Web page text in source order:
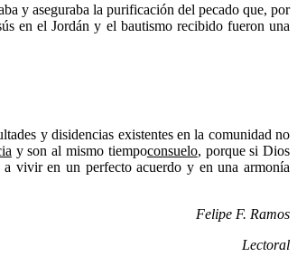
y aseguraba la purificación del pecado que, por
en el Jordán y el bautismo recibido fueron una
y disidencias existentes en la comunidad no
y son al mismo tiempoconsuelo, porque si Dios
vivir en un perfecto acuerdo y en una armonía
Felipe F. Ramos
Lectoral